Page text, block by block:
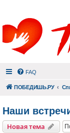
FAQ
ПОБЕДИШЬ.РУ
Наши
Новая тема